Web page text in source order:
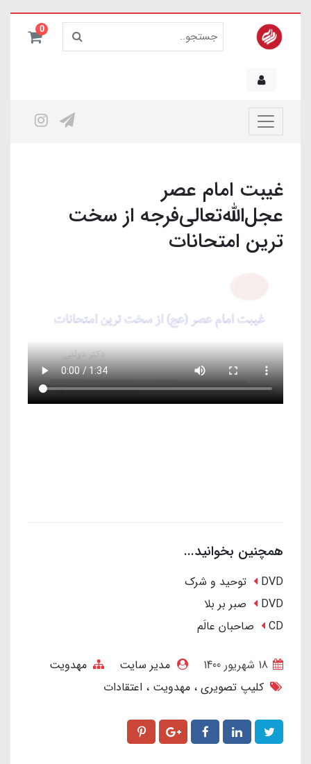
0
غیبت امام عصر
عجل‌الله‌تعالی‌فرجه از سخت
ترین امتحانات
همچنین بخوانید...
DVD توحید و شرک
DVD صبر بر بلا
CD صاحبان عالَم
مدیر سایت
مهدویت
کلیپ تصویری مهدویت اعتقادات